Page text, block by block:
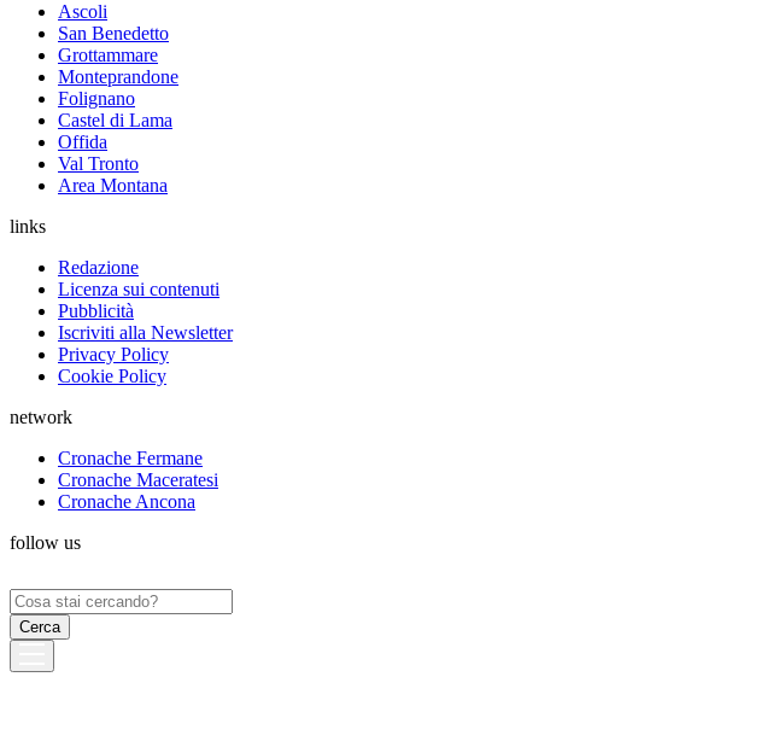
Ascoli
San Benedetto
Grottammare
Monteprandone
Folignano
Castel di Lama
Offida
Val Tronto
Area Montana
links
Redazione
Licenza sui contenuti
Pubblicità
Iscriviti alla Newsletter
Privacy Policy
Cookie Policy
network
Cronache Fermane
Cronache Maceratesi
Cronache Ancona
follow us
Ricerca
per: